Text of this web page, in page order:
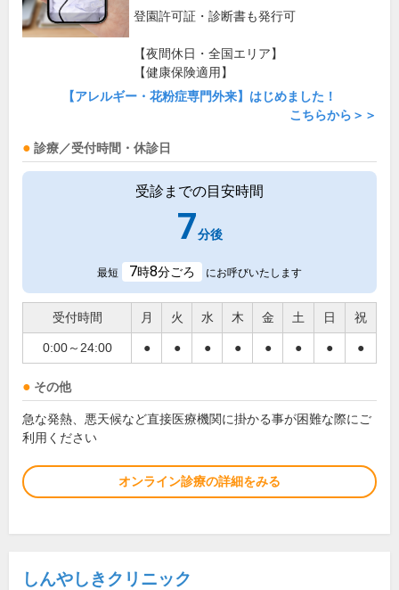
登園許可証・診断書も発行可
【夜間休日・全国エリア】
【健康保険適用】
【アレルギー・花粉症専門外来】はじめました！
こちらから＞＞
診療／受付時間・休診日
受診までの目安時間
7分後
最短 7時8分ごろ にお呼びいたします
受付時間 月 火 水 木 金 土 日 祝
0:00～24:00 ● ● ● ● ● ● ● ●
その他
急な発熱、悪天候など直接医療機関に掛かる事が困難な際にご
利用ください
オンライン診療の詳細をみる
しんやしきクリニック